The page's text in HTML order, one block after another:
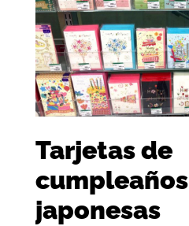
Tarjetas de
cumpleaños
japonesas